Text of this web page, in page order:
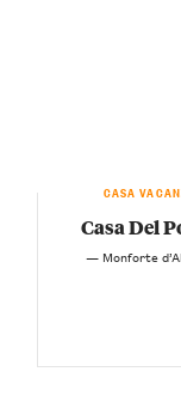
CASA
Casa Del
— Monforte